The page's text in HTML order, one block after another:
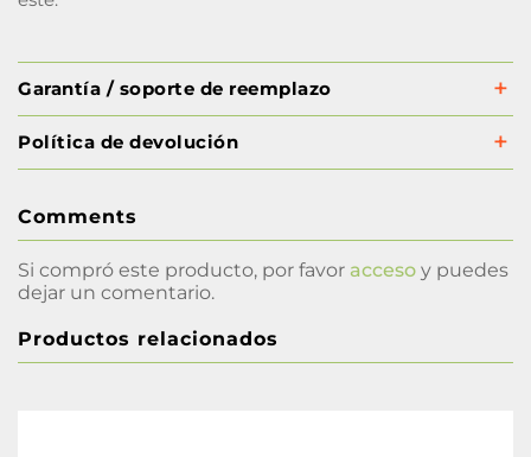
Garantía / soporte de reemplazo
Política de devolución
Comments
Si compró este producto, por favor acceso y puedes
dejar un comentario.
Productos relacionados